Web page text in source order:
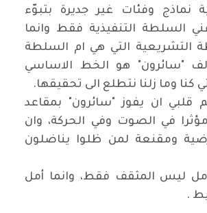
نماذج وفئات غير جديرة بتبوّء
السلطة التنفيذية فقط وانما
التشريعية التي هي ام السلطة
"سائرون" هو الخط الاساسي
كنا وما زلنا نتطلع الى تحقيقها.
ان يفوز "سائرون" بمقاعد
في الصوت وفي الحركة، وان
ومقنعة لمن ظلوا يناضلون
ليس المثقف فقط، وانما أمل
.